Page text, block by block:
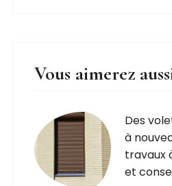
Vous aimerez
Des
à
travaux
et